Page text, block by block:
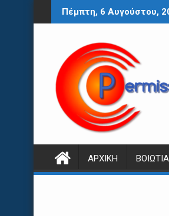
Περάστε
στο
Πέμπτη, 6 Αυγούστου,
ΑΡΧΙΚΉ ΒΟΙΩΤΊΑ